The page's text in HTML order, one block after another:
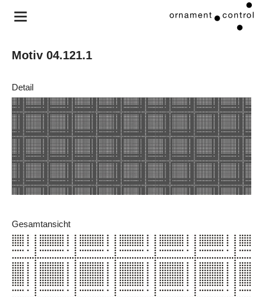
Motiv 04.121.1
Detail
Gesamtansicht